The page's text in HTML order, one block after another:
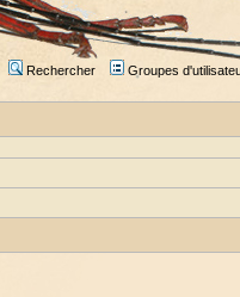
Rechercher Groupes